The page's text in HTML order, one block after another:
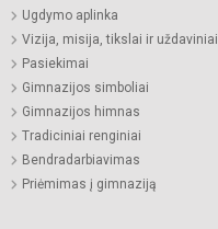
Ugdymo aplinka
Vizija, misija, tikslai ir uždaviniai
Pasiekimai
Gimnazijos simboliai
Gimnazijos himnas
Tradiciniai renginiai
Bendradarbiavimas
Priėmimas į gimnaziją